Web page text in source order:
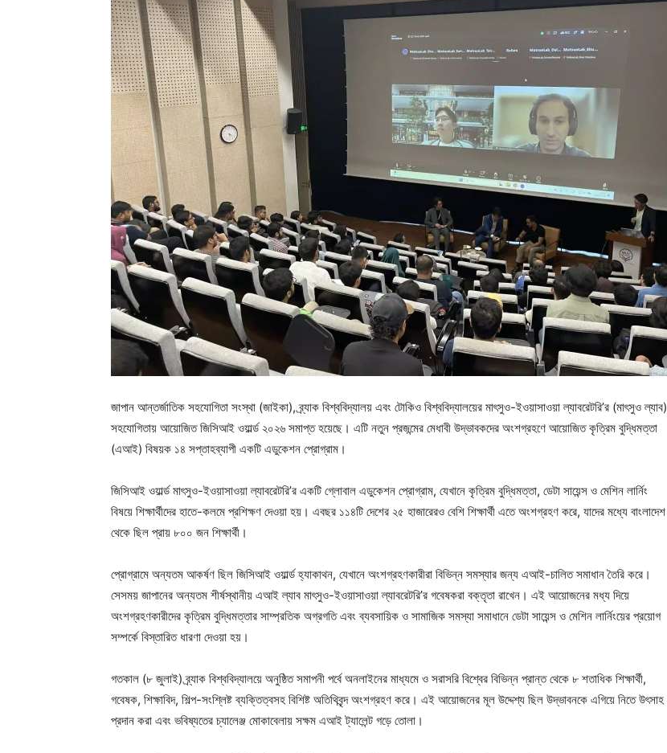
জাপান আন্তর্জাতিক সহযোগিতা সংস্থা (জাইকা), ব্র্যাক বিশ্ববিদ্যালয় এবং টোকিও বিশ্ববিদ্যালয়ের মাৎসুও-ইওয়াসাওয়া ল্যাবরেটরি’র (মাৎসুও ল্যাব)
সহযোগিতায় আয়োজিত জিসিআই ওয়ার্ল্ড ২০২৬ সমাপ্ত হয়েছে। এটি নতুন প্রজন্মের মেধাবী উদ্ভাবকদের অংশগ্রহণে আয়োজিত কৃত্রিম বুদ্ধিমত্তা
(এআই) বিষয়ক ১৪ সপ্তাহব্যাপী একটি এডুকেশন প্রোগ্রাম।
জিসিআই ওয়ার্ল্ড মাৎসুও-ইওয়াসাওয়া ল্যাবরেটরি’র একটি গ্লোবাল এডুকেশন প্রোগ্রাম, যেখানে কৃত্রিম বুদ্ধিমত্তা, ডেটা সায়েন্স ও মেশিন লার্নিং
বিষয়ে শিক্ষার্থীদের হাতে-কলমে প্রশিক্ষণ দেওয়া হয়। এবছর ১১৪টি দেশের ২৫ হাজারেরও বেশি শিক্ষার্থী এতে অংশগ্রহণ করে, যাদের মধ্যে বাংলাদেশ
থেকে ছিল প্রায় ৮০০ জন শিক্ষার্থী।
প্রোগ্রামে অন্যতম আকর্ষণ ছিল জিসিআই ওয়ার্ল্ড হ্যাকাথন, যেখানে অংশগ্রহণকারীরা বিভিন্ন সমস্যার জন্য এআই-চালিত সমাধান তৈরি করে।
সেসময় জাপানের অন্যতম শীর্ষস্থানীয় এআই ল্যাব মাৎসুও-ইওয়াসাওয়া ল্যাবরেটরি’র গবেষকরা বক্তৃতা রাখেন। এই আয়োজনের মধ্য দিয়ে
অংশগ্রহণকারীদের কৃত্রিম বুদ্ধিমত্তার সাম্প্রতিক অগ্রগতি এবং ব্যবসায়িক ও সামাজিক সমস্যা সমাধানে ডেটা সায়েন্স ও মেশিন লার্নিংয়ের প্রয়োগ
সম্পর্কে বিস্তারিত ধারণা দেওয়া হয়।
গতকাল (৮ জুলাই) ব্র্যাক বিশ্ববিদ্যালয়ে অনুষ্ঠিত সমাপনী পর্বে অনলাইনের মাধ্যমে ও সরাসরি বিশ্বের বিভিন্ন প্রান্ত থেকে ৮ শতাধিক শিক্ষার্থী,
গবেষক, শিক্ষাবিদ, শিল্প-সংশ্লিষ্ট ব্যক্তিত্বসহ বিশিষ্ট অতিথিবৃন্দ অংশগ্রহণ করে। এই আয়োজনের মূল উদ্দেশ্য ছিল উদ্ভাবনকে এগিয়ে নিতে উৎসাহ
প্রদান করা এবং ভবিষ্যতের চ্যালেঞ্জ মোকাবেলায় সক্ষম এআই ট্যালেন্ট গড়ে তোলা।